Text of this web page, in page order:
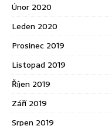
Únor 2020
Leden 2020
Prosinec 2019
Listopad 2019
Říjen 2019
Září 2019
Srpen 2019